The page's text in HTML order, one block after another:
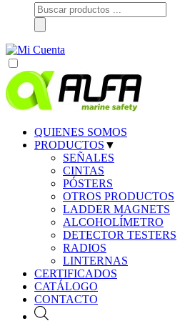
Búsqueda
de
productos
QUIENES SOMOS
PRODUCTOS ▼
SEÑALES
CINTAS
PÓSTERS
OTROS PRODUCTOS
LADDER MAGNETS
ALCOHOLÍMETRO
DETECTOR TESTERS
RADIOS
LINTERNAS
CERTIFICADOS
CATÁLOGO
CONTACTO